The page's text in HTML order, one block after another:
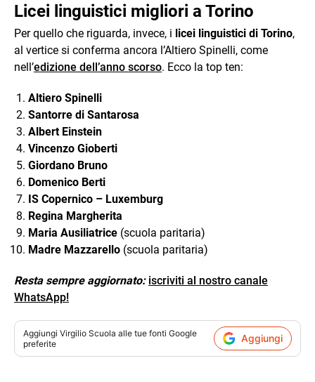
Licei linguistici migliori a Torino
Per quello che riguarda, invece, i licei linguistici di Torino,
al vertice si conferma ancora l’Altiero Spinelli, come
nell’edizione dell’anno scorso. Ecco la top ten:
Altiero Spinelli
Santorre di Santarosa
Albert Einstein
Vincenzo Gioberti
Giordano Bruno
Domenico Berti
IS Copernico – Luxemburg
Regina Margherita
Maria Ausiliatrice (scuola paritaria)
Madre Mazzarello (scuola paritaria)
Resta sempre aggiornato: iscriviti al nostro canale
WhatsApp!
Aggiungi Virgilio Scuola alle tue fonti Google
preferite
Aggiungi